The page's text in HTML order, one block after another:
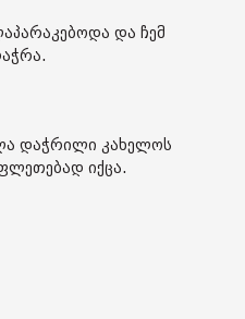
და ჩემ
დაჭრილი კახელოს
იქცა.